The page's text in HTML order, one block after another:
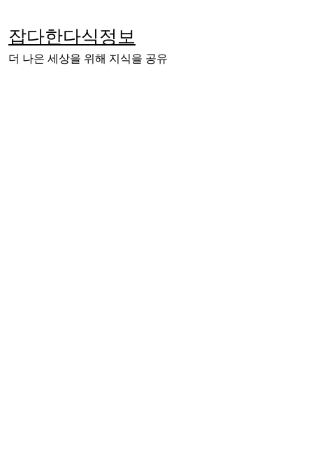
content
잡다한다식정보
더 나은 세상을 위해 지식을 공유